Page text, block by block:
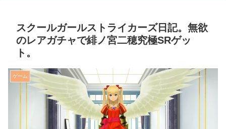
スクールガールストライカーズ日記。無欲
のレアガチャで緋ノ宮二穂究極SRゲッ
ト。
ゲーム